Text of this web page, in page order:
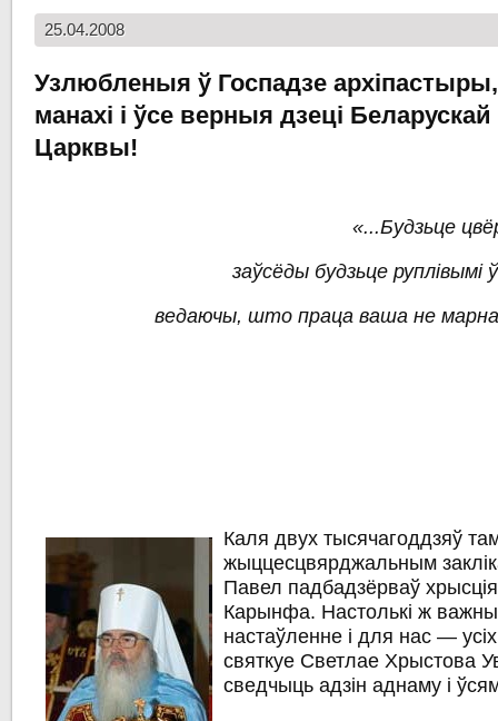
25.04.2008
Узлюбленыя ў Госпадзе
манахі і ўсе верныя дзеці
Царквы!
«...Будзьце
заўсёды будзьце руплівымі
ведаючы, што праца ваша не
Каля двух тысячагоддзяў
жыццесцвярджальным
Павел падбадзёрваў
Карынфа. Настолькі ж
настаўленне і для нас —
святкуе Светлае Хрыстова
сведчыць адзін аднаму і